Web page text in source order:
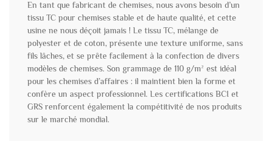
En tant que fabricant de chemises, nous avons besoin d’un
tissu TC pour chemises stable et de haute qualité, et cette
usine ne nous déçoit jamais ! Le tissu TC, mélange de
polyester et de coton, présente une texture uniforme, sans
fils lâches, et se prête facilement à la confection de divers
modèles de chemises. Son grammage de 110 g/m² est idéal
pour les chemises d’affaires : il maintient bien la forme et
confère un aspect professionnel. Les certifications BCI et
GRS renforcent également la compétitivité de nos produits
sur le marché mondial.